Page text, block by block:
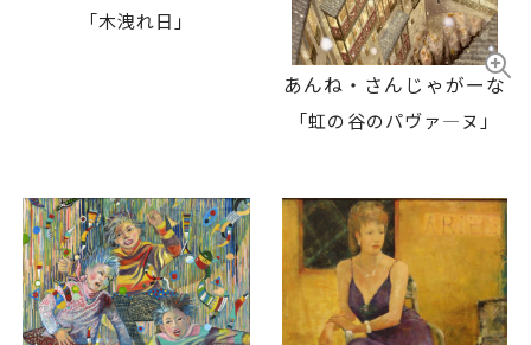
「木洩れ日」
あんね・さんじゃがーな
「虹の谷のパヴァ―ヌ」